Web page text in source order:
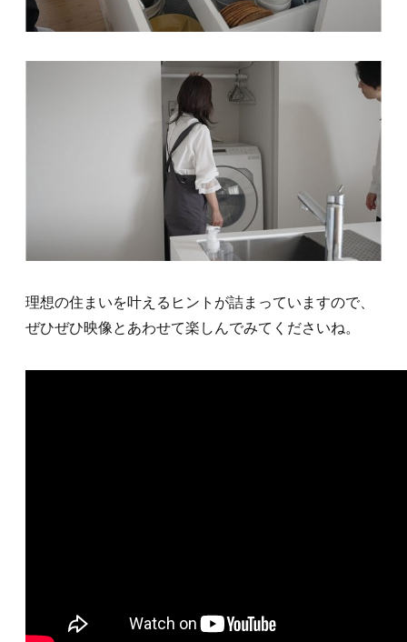
理想の住まいを叶えるヒントが詰まっていますので、
ぜひぜひ映像とあわせて楽しんでみてくださいね。